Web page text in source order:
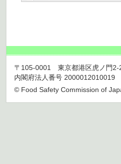
〒105-0001 東京都港区虎ノ門2-
内閣府法人番号 2000012010019
© Food Safety Commission of